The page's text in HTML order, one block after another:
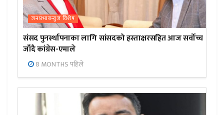
जनप्रभाबन्युज विशेष
संसद पुनर्स्थापनाका लागि सांसदको हस्ताक्षरसहित आज सर्वोच्च
जाँदै कांग्रेस-एमाले
8 MONTHS पहिले